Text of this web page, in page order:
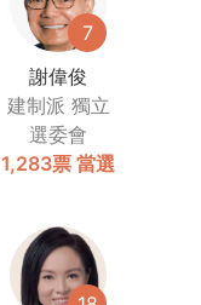
7
謝偉俊
建制派 獨立
選委會
1,283票 當選